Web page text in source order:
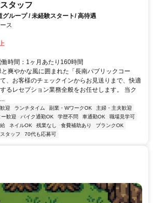
タッフ
ループ / 未経験スタート/ 高待遇
ス
時間：1ヶ月あたり160時間
爽やかな風に囲まれた「長南パブリックコー
、お客様のチェックインからお見送りまで、快適
るレセプション業務全般をお任せします。 当ク
迎 ランチタイム 副業・WワークOK
主婦・主夫歓迎
歓迎 バイク通勤OK 学歴不問 車通勤OK
職場見学可
ネイルOK 残業なし 食費補助あり
ブランクOK
タッフ 70代も応募可